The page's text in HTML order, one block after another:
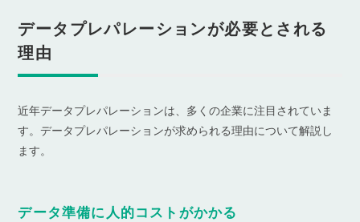
データプレパレーションが必要とされる
理由
近年データプレパレーションは、多くの企業に注目されていま
す。データプレパレーションが求められる理由について解説し
ます。
データ準備に人的コストがかかる